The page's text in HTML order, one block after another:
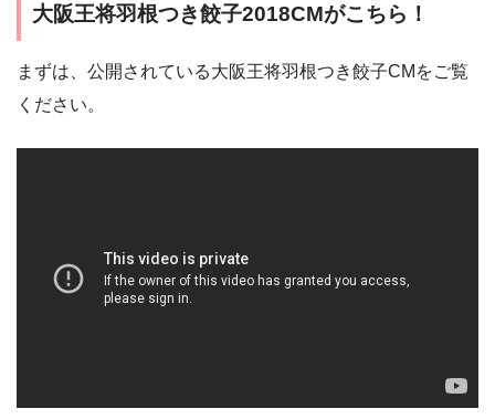
大阪王将羽根つき餃子2018CMがこちら！
まずは、公開されている大阪王将羽根つき餃子CMをご覧
ください。